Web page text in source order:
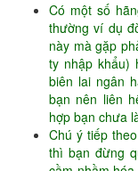
Có một số
thường ví dụ
này mà gặp
ty nhập khẩu)
biên lai ngân
bạn nên liên
hợp bạn chưa
Chú ý tiếp
thì bạn đừng